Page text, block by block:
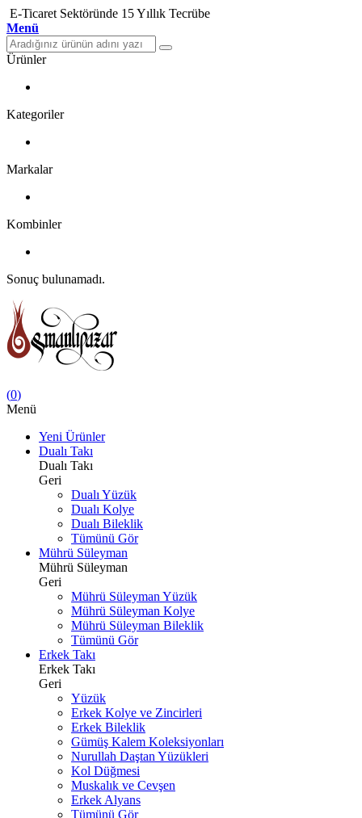
E-Ticaret Sektöründe 15 Yıllık Tecrübe
Menü
Ürünler
Kategoriler
Markalar
Kombinler
Sonuç bulunamadı.
(0)
Menü
Yeni Ürünler
Dualı Takı
Dualı Takı
Geri
Dualı Yüzük
Dualı Kolye
Dualı Bileklik
Tümünü Gör
Mührü Süleyman
Mührü Süleyman
Geri
Mührü Süleyman Yüzük
Mührü Süleyman Kolye
Mührü Süleyman Bileklik
Tümünü Gör
Erkek Takı
Erkek Takı
Geri
Yüzük
Erkek Kolye ve Zincirleri
Erkek Bileklik
Gümüş Kalem Koleksiyonları
Nurullah Daştan Yüzükleri
Kol Düğmesi
Muskalık ve Cevşen
Erkek Alyans
Tümünü Gör